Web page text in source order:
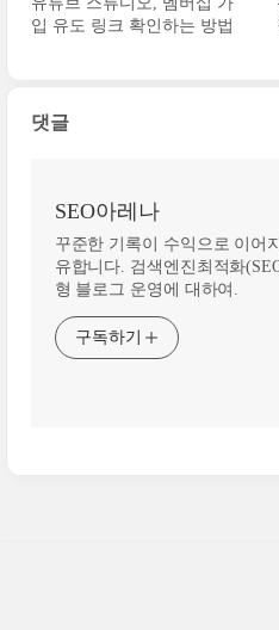
입 유도 링크 확인하는 방법
댓글
SEO아레나
꾸준한 기록이 수익으로 이어
유합니다. 검색엔진최적화
형 블로그 운영에 대하여.
구독하기